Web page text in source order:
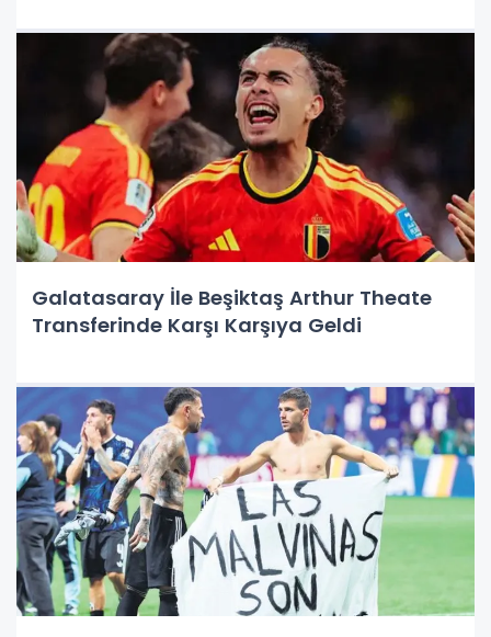
Galatasaray İle Beşiktaş Arthur Theate
Transferinde Karşı Karşıya Geldi